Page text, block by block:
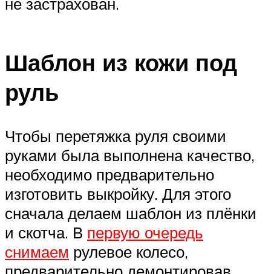
Шаблон из кожи под
руль
Чтобы перетяжка руля своими
руками была выполнена качество,
необходимо предварительно
изготовить выкройку. Для этого
сначала делаем шаблон из плёнки
и скотча. В первую очередь
снимаем рулевое колесо,